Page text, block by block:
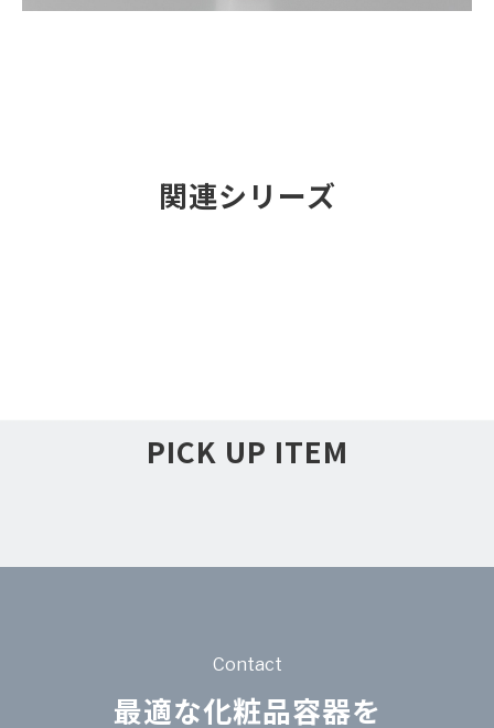
関連シリーズ
PICK UP ITEM
Contact
最適な化粧品容器を